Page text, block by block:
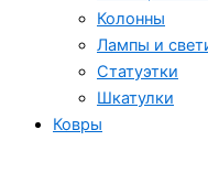
Колонны
Лампы и
Статуэтки
Шкатулки
Ковры